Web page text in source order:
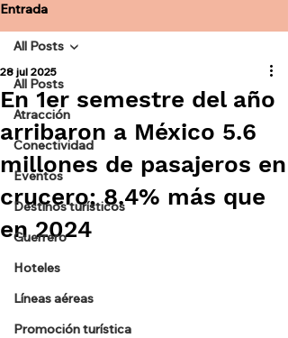
Entrada
All Posts
Atracción
Conectividad
Eventos
Destinos turísticos
Guerrero
Hoteles
Líneas aéreas
Promoción turística
All Posts
En 1er semestre del año
arribaron a México 5.6
millones de pasajeros en
crucero; 8.4% más que
en 2024
28 jul 2025